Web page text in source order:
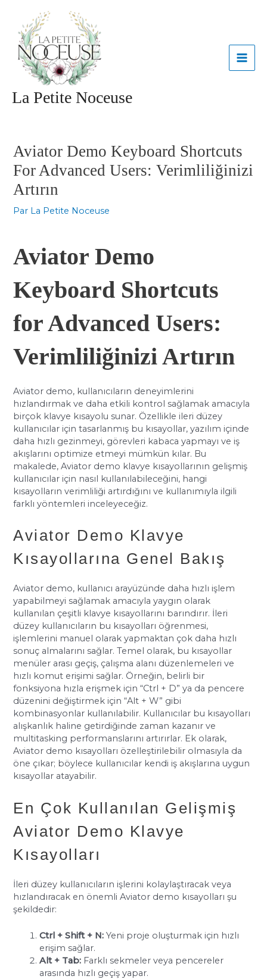
contenu
La Petite Noceuse
Aviator Demo Keyboard Shortcuts
For Advanced Users: Verimliliğinizi
Artırın
Par La Petite Noceuse
Aviator Demo
Keyboard Shortcuts
for Advanced Users:
Verimliliğinizi Artırın
Aviator demo, kullanıcıların deneyimlerini
hızlandırmak ve daha etkili kontrol sağlamak amacıyla
birçok klavye kısayolu sunar. Özellikle ileri düzey
kullanıcılar için tasarlanmış bu kısayollar, yazılım içinde
daha hızlı gezinmeyi, görevleri kabaca yapmayı ve iş
akışlarını optimize etmeyi mümkün kılar. Bu
makalede, Aviator demo klavye kısayollarının gelişmiş
kullanıcılar için nasıl kullanılabileceğini, hangi
kısayolların verimliliği artırdığını ve kullanımıyla ilgili
farklı yöntemleri inceleyeceğiz.
Aviator Demo Klavye
Kısayollarına Genel Bakış
Aviator demo, kullanıcı arayüzünde daha hızlı işlem
yapabilmeyi sağlamak amacıyla yaygın olarak
kullanılan çeşitli klavye kısayollarını barındırır. İleri
düzey kullanıcıların bu kısayolları öğrenmesi,
işlemlerini manuel olarak yapmaktan çok daha hızlı
sonuç almalarını sağlar. Temel olarak, bu kısayollar
menüler arası geçiş, çalışma alanı düzenlemeleri ve
hızlı komut erişimi sağlar. Örneğin, belirli bir
fonksiyona hızla erişmek için “Ctrl + D” ya da pencere
düzenini değiştirmek için “Alt + W” gibi
kombinasyonlar kullanılabilir. Kullanıcılar bu kısayolları
alışkanlık haline getirdiğinde zaman kazanır ve
multitasking performanslarını artırırlar. Ek olarak,
Aviator demo kısayolları özelleştirilebilir olmasıyla da
öne çıkar; böylece kullanıcılar kendi iş akışlarına uygun
kısayollar atayabilir.
En Çok Kullanılan Gelişmiş
Aviator Demo Klavye
Kısayolları
İleri düzey kullanıcıların işlerini kolaylaştıracak veya
hızlandıracak en önemli Aviator demo kısayolları şu
şekildedir:
Ctrl + Shift + N: Yeni proje oluşturmak için hızlı
erişim sağlar.
Alt + Tab: Farklı sekmeler veya pencereler
arasında hızlı geçiş yapar.
articles